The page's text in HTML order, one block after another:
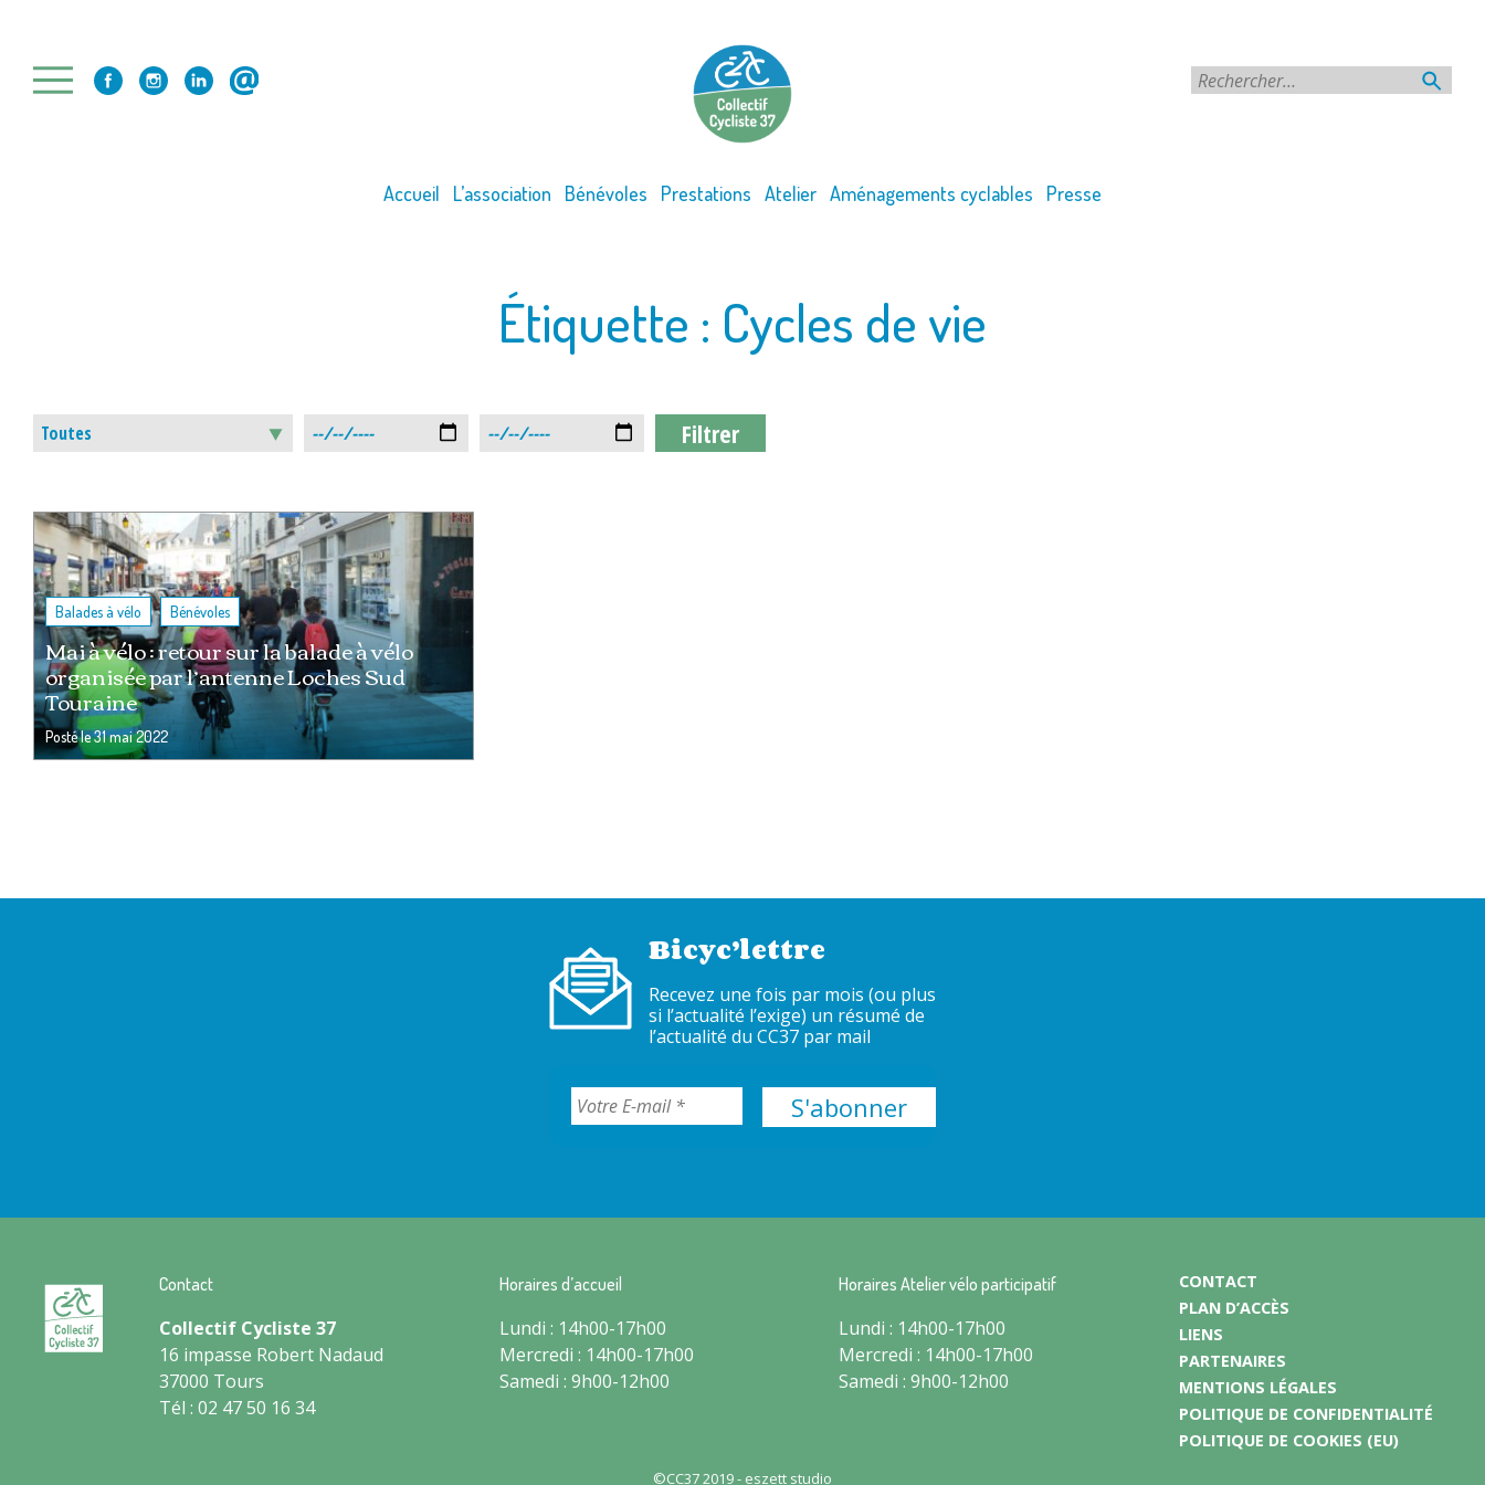
content
Accueil L’association Bénévoles Prestations Atelier Aménagements cyclables Presse
Étiquette : Cycles de vie
Balades à vélo , Bénévoles
Mai à vélo : retour sur la balade à vélo
organisée par l’antenne Loches Sud
Touraine
Posté le31 mai 2022
Bicyc’lettre
Recevez une fois par mois (ou plus
si l’actualité l’exige) un résumé de
l’actualité du CC37 par mail
Contact
Collectif Cycliste 37
16 impasse Robert Nadaud
37000 Tours
Tél : 02 47 50 16 34
Horaires d’accueil
Lundi : 14h00-17h00
Mercredi : 14h00-17h00
Samedi : 9h00-12h00
Horaires Atelier vélo participatif
Lundi : 14h00-17h00
Mercredi : 14h00-17h00
Samedi : 9h00-12h00
CONTACT
PLAN D’ACCÈS
LIENS
PARTENAIRES
MENTIONS LÉGALES
POLITIQUE DE CONFIDENTIALITÉ
POLITIQUE DE COOKIES (EU)
©CC37 2019 - eszett studio